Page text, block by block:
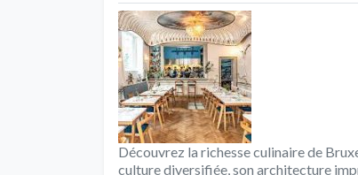
Découvrez la richesse culinaire de
culture diversifiée, son architecture